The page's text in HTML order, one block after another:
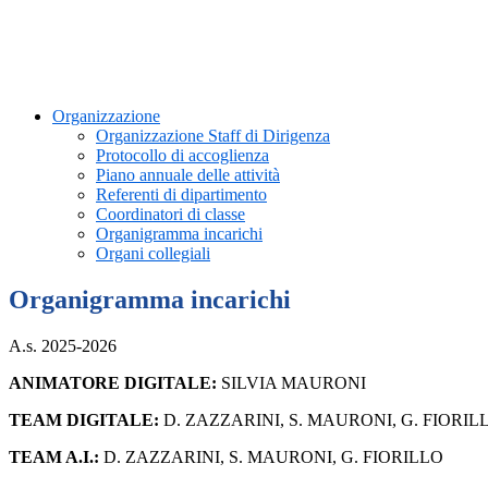
Organizzazione
Organizzazione Staff di Dirigenza
Protocollo di accoglienza
Piano annuale delle attività
Referenti di dipartimento
Coordinatori di classe
Organigramma incarichi
Organi collegiali
Organigramma incarichi
A.s. 2025-2026
ANIMATORE DIGITALE: SILVIA MAURONI
TEAM DIGITALE: D. ZAZZARINI, S. MAURONI, G.
TEAM A.I.: D. ZAZZARINI, S. MAURONI, G. FIORILLO